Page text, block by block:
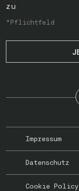
zu
*Pflichtfeld
Impressum
Datenschutz
Cookie Policy